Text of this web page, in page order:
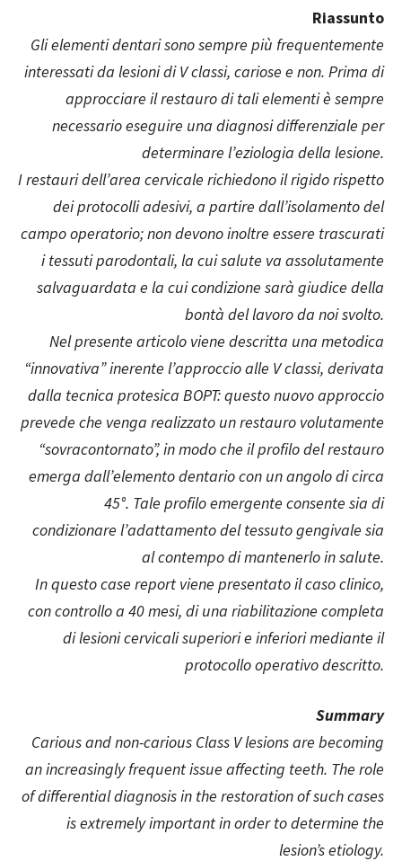
Riassunto
Gli elementi dentari sono sempre più frequentemente
interessati da lesioni di V classi, cariose e non. Prima di
approcciare il restauro di tali elementi è sempre
necessario eseguire una diagnosi differenziale per
determinare l’eziologia della lesione.
I restauri dell’area cervicale richiedono il rigido rispetto
dei protocolli adesivi, a partire dall’isolamento del
campo operatorio; non devono inoltre essere trascurati
i tessuti parodontali, la cui salute va assolutamente
salvaguardata e la cui condizione sarà giudice della
bontà del lavoro da noi svolto.
Nel presente articolo viene descritta una metodica
“innovativa” inerente l’approccio alle V classi, derivata
dalla tecnica protesica BOPT: questo nuovo approccio
prevede che venga realizzato un restauro volutamente
“sovracontornato”, in modo che il profilo del restauro
emerga dall’elemento dentario con un angolo di circa
45°. Tale profilo emergente consente sia di
condizionare l’adattamento del tessuto gengivale sia
al contempo di mantenerlo in salute.
In questo case report viene presentato il caso clinico,
con controllo a 40 mesi, di una riabilitazione completa
di lesioni cervicali superiori e inferiori mediante il
protocollo operativo descritto.
Summary
Carious and non-carious Class V lesions are becoming
an increasingly frequent issue affecting teeth. The role
of differential diagnosis in the restoration of such cases
is extremely important in order to determine the
lesion’s etiology.